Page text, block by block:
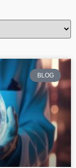
BLOG